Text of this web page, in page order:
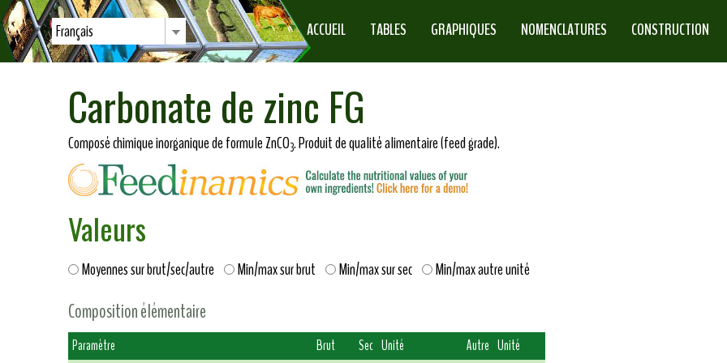
Français ACCUEIL TABLES GRAPHIQUES NOMENCLATURES CONSTRUCTION
Carbonate de zinc FG
Composé chimique inorganique de formule ZnCO3. Produit de qualité alimentaire (feed grade).
Valeurs
Moyennes sur brut/sec/autre Min/max sur brut Min/max sur sec Min/max autre unité
Composition élémentaire
Paramètre Brut Sec Unité Autre Unité